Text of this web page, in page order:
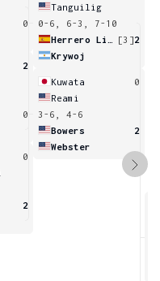
0
2
0
0
2
Tanguilig
0-6, 6-3, 7-10
[3]2
Krywoj
Kuwata
0
Reami
3-6, 4-6
Bowers
2
Webster